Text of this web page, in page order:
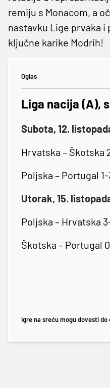
remiju s Monacom, a
nastavku Lige prvaka
ključne karike Modrih!
Oglas
Liga nacija (A),
Subota, 12.
Hrvatska – Škotska
Poljska – Portugal 1-
Utorak, 15.
Poljska – Hrvatska
Škotska – Portugal
Igre na sreću mogu dovesti